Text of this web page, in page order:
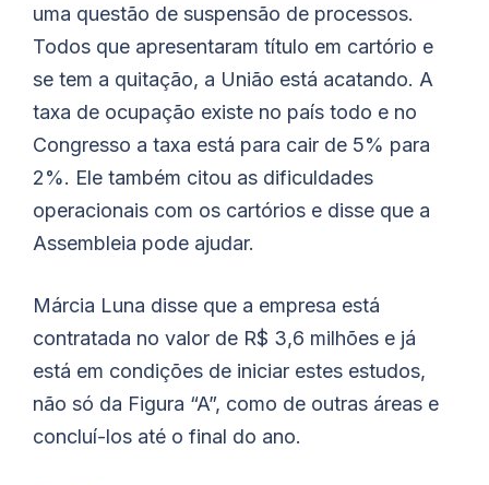
uma questão de suspensão de processos.
Todos que apresentaram título em cartório e
se tem a quitação, a União está acatando. A
taxa de ocupação existe no país todo e no
Congresso a taxa está para cair de 5% para
2%. Ele também citou as dificuldades
operacionais com os cartórios e disse que a
Assembleia pode ajudar.
Márcia Luna disse que a empresa está
contratada no valor de R$ 3,6 milhões e já
está em condições de iniciar estes estudos,
não só da Figura “A”, como de outras áreas e
concluí-los até o final do ano.